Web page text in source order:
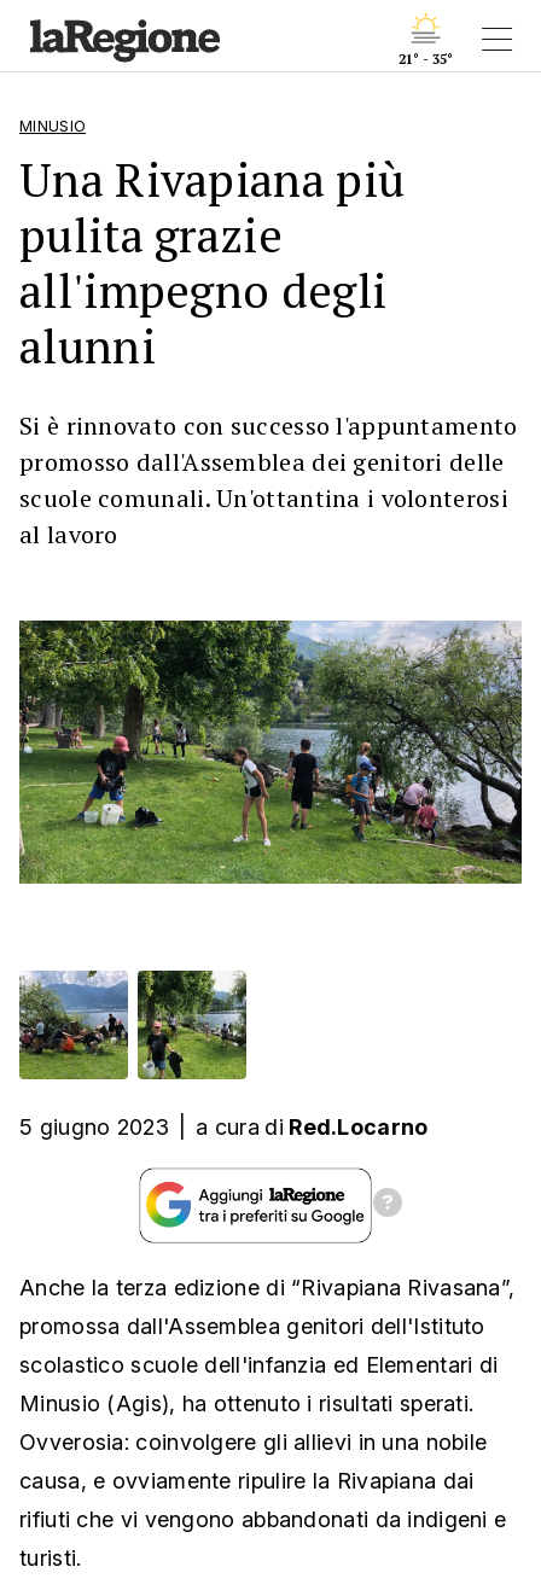
21° - 35°
MINUSIO
Una Rivapiana più
pulita grazie
all'impegno degli
alunni
Si è rinnovato con successo l'appuntamento
promosso dall'Assemblea dei genitori delle
scuole comunali. Un'ottantina i volonterosi
al lavoro
5 giugno 2023 a cura di Red.Locarno
Anche la terza edizione di “Rivapiana Rivasana”,
promossa dall'Assemblea genitori dell'Istituto
scolastico scuole dell'infanzia ed Elementari di
Minusio (Agis), ha ottenuto i risultati sperati.
Ovverosia: coinvolgere gli allievi in una nobile
causa, e ovviamente ripulire la Rivapiana dai
rifiuti che vi vengono abbandonati da indigeni e
turisti.